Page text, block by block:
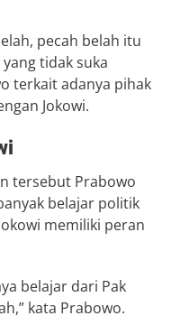
pecah belah itu
tidak suka
terkait adanya pihak
Jokowi.
tersebut Prabowo
belajar politik
memiliki peran
belajar dari Pak
kata Prabowo.